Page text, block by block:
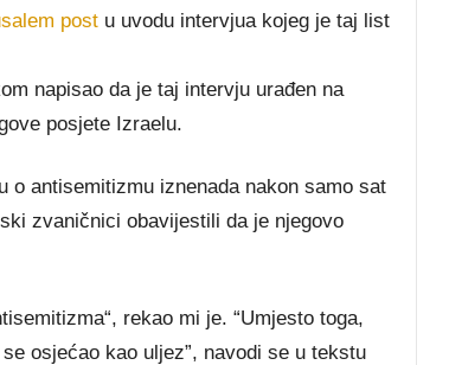
post u uvodu intervjua kojeg je taj list
napisao da je taj intervju urađen na
posjete Izraelu.
o antisemitizmu iznenada nakon samo sat
zvaničnici obavijestili da je njegovo
rekao mi je. “Umjesto toga,
osjećao kao uljez”, navodi se u tekstu